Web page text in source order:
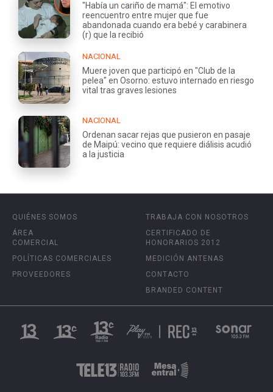
"Había un cariño de mamá": El emotivo
reencuentro entre mujer que fue
abandonada cuando era bebé y carabinera
(r) que la recibió
NACIONAL
Muere joven que participó en "Club de la
pelea" en Osorno: estuvo internado en riesgo
vital tras graves lesiones
NACIONAL
Ordenan sacar rejas que pusieron en pasaje
de Maipú: vecino que requiere diálisis acudió
a la justicia
QUIÉNES SOMOS
ÁREA
COMERCIAL
POLÍTICAS COMERCIALES
PROVEEDORES
TRABAJA CON NOSOTROS
CERTIFICADO DE
HONORARIOS 2012
MEDICIÓN ANTENAS
CONTACTO
BRANDED CONTENT